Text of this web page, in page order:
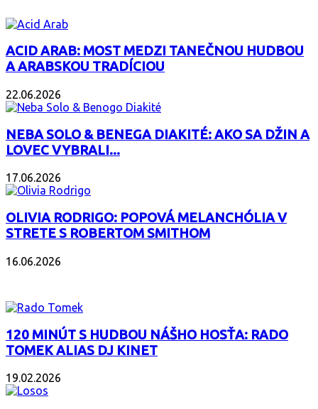
ACID ARAB: MOST MEDZI TANEČNOU HUDBOU
A ARABSKOU TRADÍCIOU
22.06.2026
NEBA SOLO & BENEGA DIAKITÉ: AKO SA DŽIN A
LOVEC VYBRALI...
17.06.2026
OLIVIA RODRIGO: POPOVÁ MELANCHÓLIA V
STRETE S ROBERTOM SMITHOM
16.06.2026
120 MINÚT S HUDBOU NÁŠHO HOSŤA: RADO
TOMEK ALIAS DJ KINET
19.02.2026